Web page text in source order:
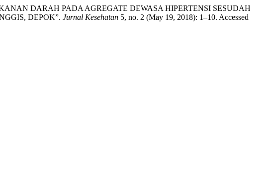
DARAH PADA AGREGATE DEWASA HIPERTENSI SESUDAH
DEPOK”. Jurnal Kesehatan 5, no. 2 (May 19, 2018): 1–10. Accessed